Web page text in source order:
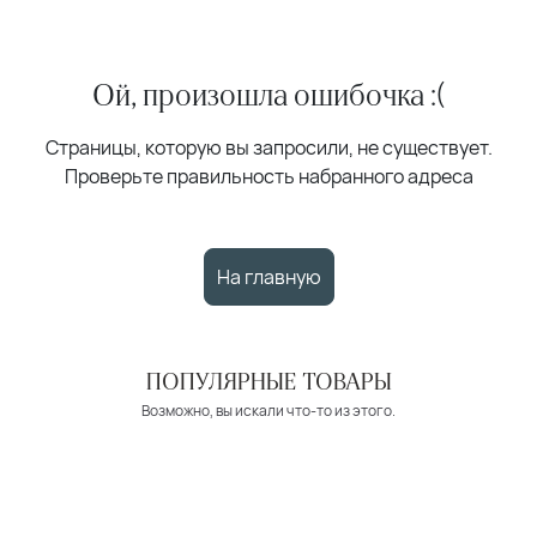
Ой, произошла ошибочка :(
Страницы, которую вы запросили, не существует.
Проверьте правильность набранного адреса
На главную
ПОПУЛЯРНЫЕ ТОВАРЫ
Возможно, вы искали что-то из этого.